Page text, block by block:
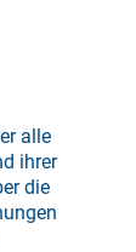
alle
ihrer
die